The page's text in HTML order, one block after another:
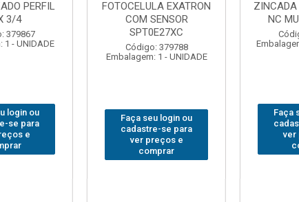
EXATRON
ou
para
e
ZINCADA (D) 5/16”X1MT
NC MULTIBARRAS
Código: 379806
Embalagem: 20 - UNIDADE
Faça seu login ou
cadastre-se para
ver preços e
comprar
JOMARCA
Embalagem:
Faça
ver